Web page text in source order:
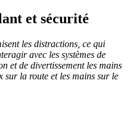
et sécurité
les distractions, ce qui
avec les systèmes de
et de divertissement les mains
sur la route et les mains sur le